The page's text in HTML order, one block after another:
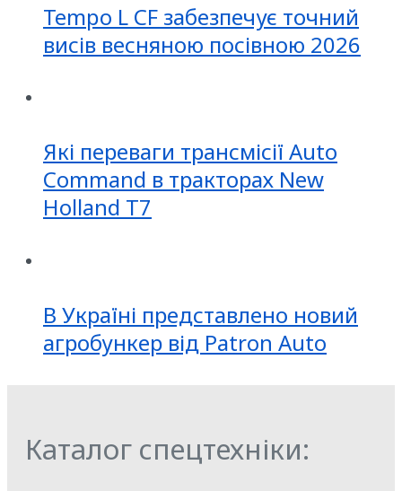
Tempo L CF забезпечує точний
висів весняною посівною 2026
Які переваги трансмісії Auto
Command в тракторах New
Holland T7
В Україні представлено новий
агробункер від Patron Auto
Каталог спецтехніки: